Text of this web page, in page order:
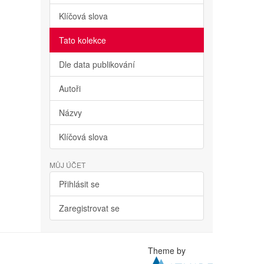
Klíčová slova
Tato kolekce
Dle data publikování
Autoři
Názvy
Klíčová slova
MŮJ ÚČET
Přihlásit se
Zaregistrovat se
Theme by